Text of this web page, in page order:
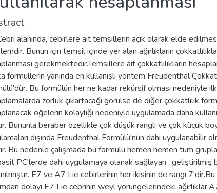
alanında, cebirlere ait temsillerin açık olarak elde
Bunun için temsil içinde yer alan ağırlıkların
gerekmektedir.Temsillere ait çokkatlılıkların
formüllerin yanında en kullanışlı yöntem Freudenthal
Bu formülün her ne kadar rekürsif olması nedeniyle
zorluk çıkartacağı görülse de diğer çokkatlılık
öğelerin kolaylığı nedeniyle uygulamada daha
Bununla beraber özellikle çok düşük ranglı ve çok küçük
dışında Freudenthal Formülü'nün dahi uygulanabilir
Bu nedenle çalışmada bu formülü hemen hemen tüm
PC'lerde dahi uygulamaya olanak sağlayan , geliştirilmiş
E7 ve A7 Lie cebirlerinin her ikisinin de rangı
dolayı E7 Lie cebrinin weyl yörüngelerindeki